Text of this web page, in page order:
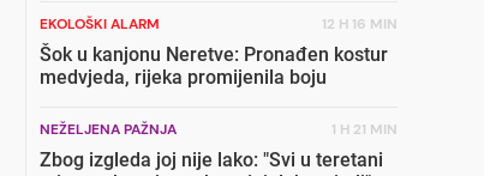
EKOLOŠKI ALARM 12 H 16 MIN
Šok u kanjonu Neretve: Pronađen kostur
medvjeda, rijeka promijenila boju
NEŽELJENA PAŽNJA 1 H 21 MIN
Zbog izgleda joj nije lako: "Svi u teretani